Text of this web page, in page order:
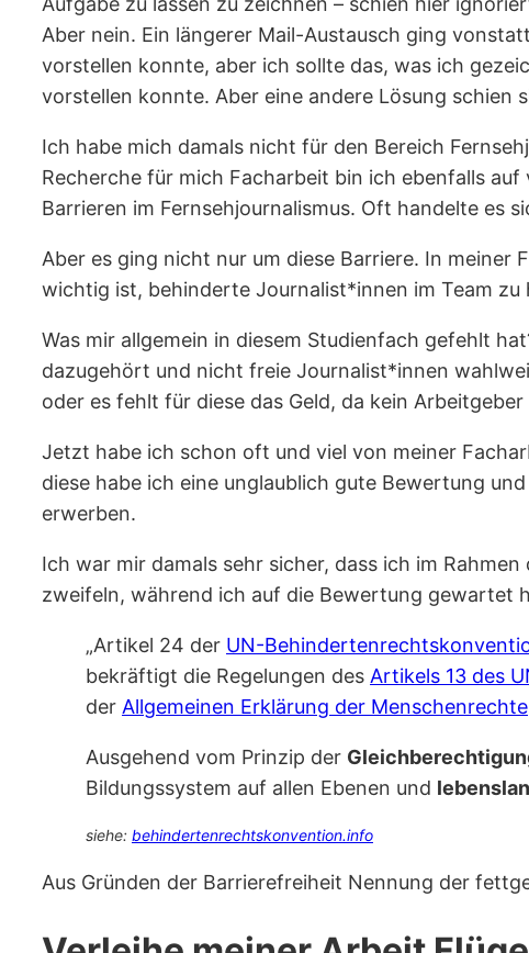
Aber nein. Ein längerer Mail-Austausch ging
vorstellen konnte, aber ich sollte das, was ich
vorstellen konnte. Aber eine andere Lösung schien
Ich habe mich damals nicht für den Bereich
Recherche für mich Facharbeit bin ich ebenfalls
Barrieren im Fernsehjournalismus. Oft handelte es
Aber es ging nicht nur um diese Barriere. In meiner
wichtig ist, behinderte Journalist*innen im Team
Was mir allgemein in diesem Studienfach gefehlt
dazugehört und nicht freie Journalist*innen
oder es fehlt für diese das Geld, da kein
Jetzt habe ich schon oft und viel von meiner
diese habe ich eine unglaublich gute Bewertung
erwerben.
Ich war mir damals sehr sicher, dass ich im
zweifeln, während ich auf die Bewertung gewartet
„Artikel 24 der UN-
bekräftigt die Regelungen des Artikels 13 des
der Allgemeinen Erklärung der Menschenrechte
Ausgehend vom Prinzip der
Bildungssystem auf allen Ebenen und
siehe: behindertenrechtskonvention.info
Aus Gründen der Barrierefreiheit Nennung der